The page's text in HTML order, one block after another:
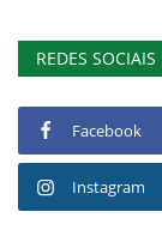
REDES SOCIAIS
Facebook
Instagram